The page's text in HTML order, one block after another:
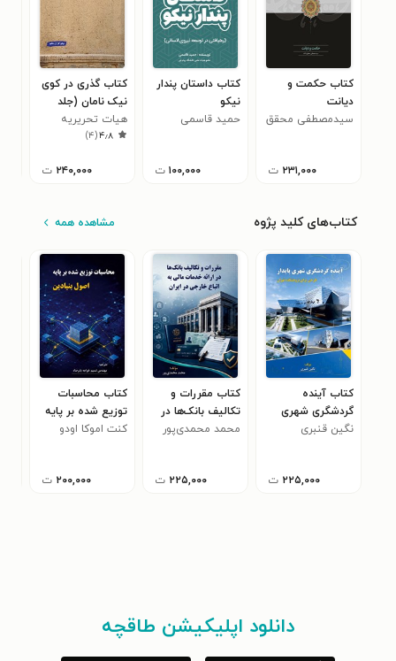
کتاب حکمت و
دیانت
سیدمصطفی محقق
۲۳۱,۰۰۰ ت
کتاب داستان پندار
نیکو
حمید قاسمی
۱۰۰,۰۰۰ ت
کتاب گذری در کوی
نیک نامان (جلد
اول؛ نیکوکاران
معلم)
هیات تحریریه
موسسه فرهنگی
الشموس
۴٫۸(۴)
۲۴۰,۰۰۰ ت
کتاب‌های کلید پژوه مشاهده همه
کتاب آینده
گردشگری شهری
پایدار
نگین قنبری
۲۲۵,۰۰۰ ت
کتاب مقررات و
تکالیف بانک‌ها در
ارائه خدمات مالی
محمد محمدی‌پور
۲۲۵,۰۰۰ ت
کتاب محاسبات
توزیع‌ شده بر پایه
اصول بنیادین
کنت اموکا اودو
۲۰۰,۰۰۰ ت
دانلود اپلیکیشن طاقچه